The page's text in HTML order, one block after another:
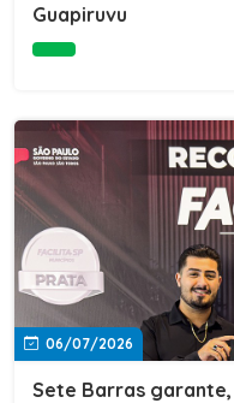
Guapiruvu
06/07/2026
Sete Barras